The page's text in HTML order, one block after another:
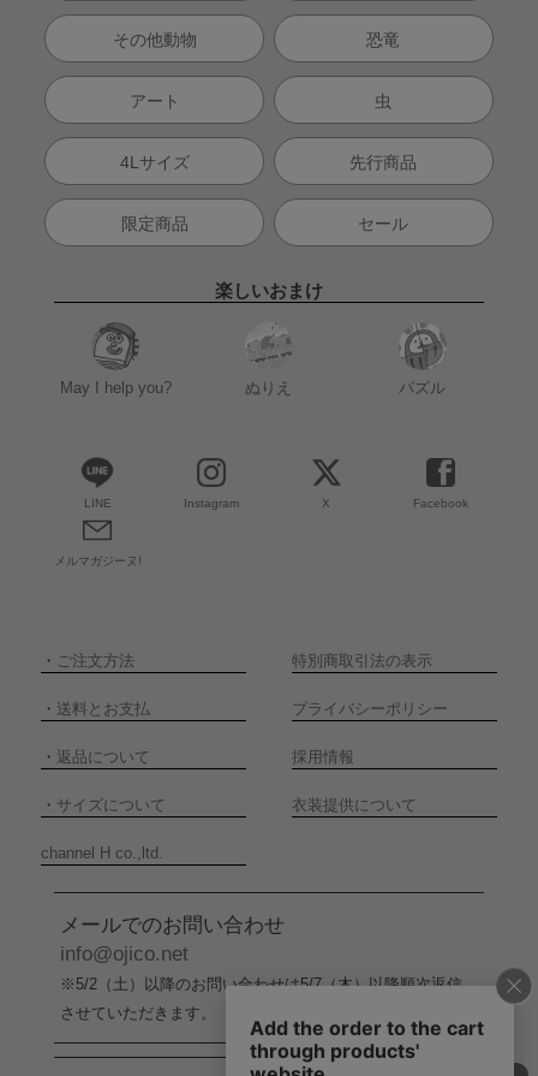
その他動物 恐竜
アート 虫
4Lサイズ 先行商品
限定商品 セール
楽しいおまけ
May I help you? ぬりえ パズル
LINE Instagram X Facebook
メルマガジーヌ!
・ ご注文方法 特別商取引法の表示
・ 送料とお支払 プライバシーポリシー
・ 返品について 採用情報
・ サイズについて 衣装提供について
channel H co.,ltd.
メールでのお問い合わせ
info@ojico.net
※5/2（土）以降のお問い合わせは5/7（木）以降順次返信
させていただきます。